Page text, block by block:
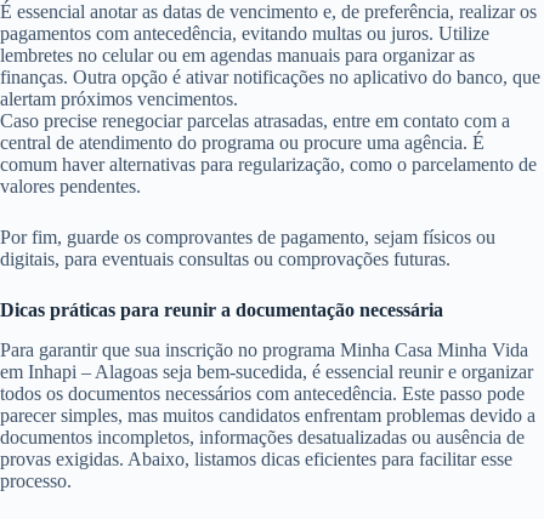
É essencial anotar as datas de vencimento e, de preferência, realizar os
pagamentos com antecedência, evitando multas ou juros. Utilize
lembretes no celular ou em agendas manuais para organizar as
finanças. Outra opção é ativar notificações no aplicativo do banco, que
alertam próximos vencimentos.
Caso precise renegociar parcelas atrasadas, entre em contato com a
central de atendimento do programa ou procure uma agência. É
comum haver alternativas para regularização, como o parcelamento de
valores pendentes.
Por fim, guarde os comprovantes de pagamento, sejam físicos ou
digitais, para eventuais consultas ou comprovações futuras.
Dicas práticas para reunir a documentação necessária
Para garantir que sua inscrição no programa Minha Casa Minha Vida
em Inhapi – Alagoas seja bem-sucedida, é essencial reunir e organizar
todos os documentos necessários com antecedência. Este passo pode
parecer simples, mas muitos candidatos enfrentam problemas devido a
documentos incompletos, informações desatualizadas ou ausência de
provas exigidas. Abaixo, listamos dicas eficientes para facilitar esse
processo.